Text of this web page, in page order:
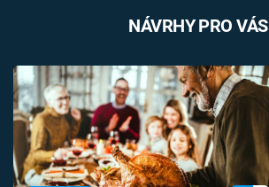
NÁVRHY PRO VÁS